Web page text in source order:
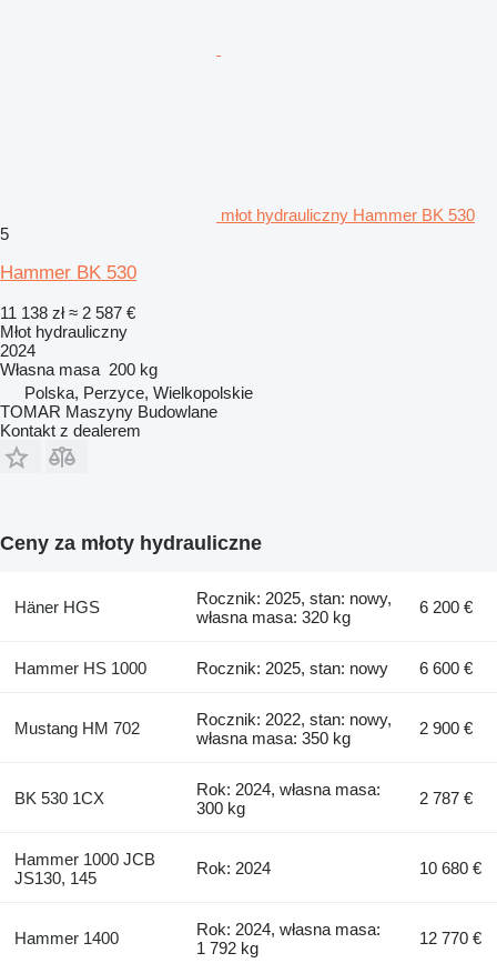
młot hydrauliczny Hammer BK 530
5
Hammer BK 530
11 138 zł ≈ 2 587 €
Młot hydrauliczny
2024
Własna masa 200 kg
Polska, Perzyce, Wielkopolskie
TOMAR Maszyny Budowlane
Kontakt z dealerem
Ceny za młoty hydrauliczne
Häner HGS
Rocznik: 2025, stan: nowy,
własna masa: 320 kg
6 200 €
Hammer HS 1000 Rocznik: 2025, stan: nowy 6 600 €
Mustang HM 702
Rocznik: 2022, stan: nowy,
własna masa: 350 kg
2 900 €
BK 530 1CX
Rok: 2024, własna masa:
300 kg
2 787 €
Hammer 1000 JCB
JS130, 145
Rok: 2024 10 680 €
Hammer 1400
Rok: 2024, własna masa:
1 792 kg
12 770 €